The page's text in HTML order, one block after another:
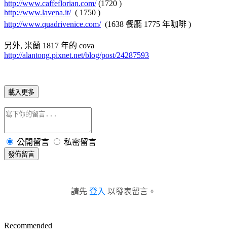
http://www.caffeflorian.com/(1720 )
http://www.lavena.it/( 1750 )
http://www.quadrivenice.com/(1638 餐廳 1775 年咖啡 )
另外, 米蘭 1817 年的 cova
http://alantong.pixnet.net/blog/post/24287593
載入更多
公開留言 私密留言
發佈留言
請先 登入 以發表留言。
Recommended